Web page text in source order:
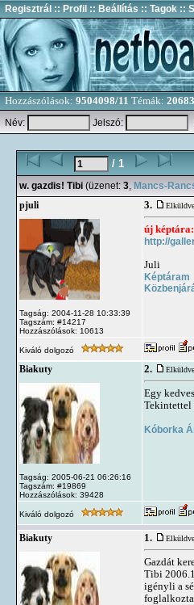
Regisztrál :: Profil :: Beállítás :: Tagok ::
Hozzászólások: 9504098/11 Témák: 20683
Név:
Jelszó:
/ 1
w. gazdis! Tibi (üzenet: 3, Mancs-
pjuli
Tagság: 2004-11-28 10:33:39
Tagszám: #14217
Hozzászólások: 10613
3.
új képtára:
http://
Juli
Képtáram
Kiváló dolgozó
Biakuty
Tagság: 2005-06-21 06:26:16
Tagszám: #19869
Hozzászólások: 39428
2.
Egy
Tekintettel
Kóborka
Kiváló dolgozó
Biakuty 1.
Gazdát
Tibi
igényli a